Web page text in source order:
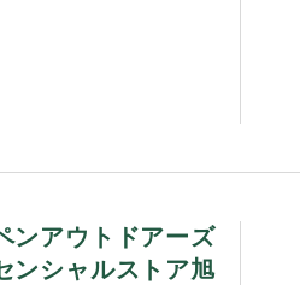
ンアウトドアーズ
ンシャルストア旭